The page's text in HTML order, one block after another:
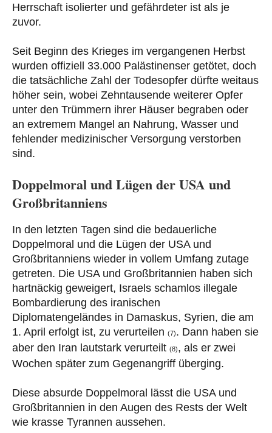
Herrschaft isolierter und gefährdeter ist als je
zuvor.
Seit Beginn des Krieges im vergangenen Herbst
wurden offiziell 33.000 Palästinenser getötet, doch
die tatsächliche Zahl der Todesopfer dürfte weitaus
höher sein, wobei Zehntausende weiterer Opfer
unter den Trümmern ihrer Häuser begraben oder
an extremem Mangel an Nahrung, Wasser und
fehlender medizinischer Versorgung verstorben
sind.
Doppelmoral und Lügen der USA und
Großbritanniens
In den letzten Tagen sind die bedauerliche
Doppelmoral und die Lügen der USA und
Großbritanniens wieder in vollem Umfang zutage
getreten. Die USA und Großbritannien haben sich
hartnäckig geweigert, Israels schamlos illegale
Bombardierung des iranischen
Diplomatengeländes in Damaskus, Syrien, die am
1. April erfolgt ist, zu verurteilen (7). Dann haben sie
aber den Iran lautstark verurteilt (8), als er zwei
Wochen später zum Gegenangriff überging.
Diese absurde Doppelmoral lässt die USA und
Großbritannien in den Augen des Rests der Welt
wie krasse Tyrannen aussehen.